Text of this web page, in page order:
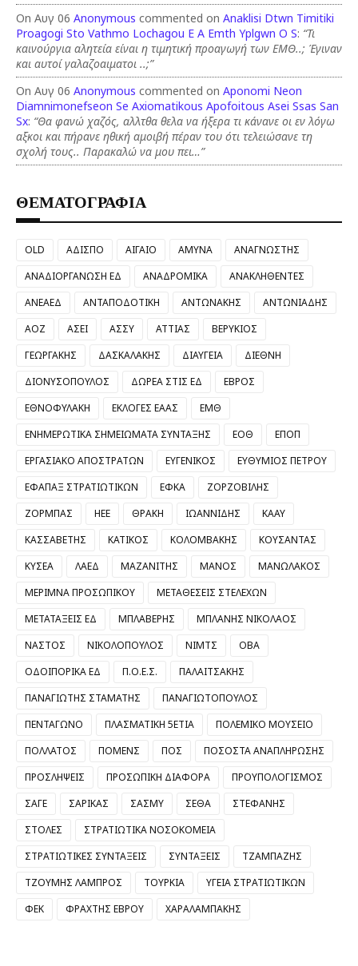
On Αυγ 06 Anonymous commented on Anaklisi Dtwn Timitiki
Proagogi Sto Vathmo Lochagou E A Emth Yplgwn O S: “Τι
καινούργια αλητεία είναι η τιμητική προαγωγή των ΕΜΘ..; Έγιναν
και αυτοί γαλαζοαιματοι ..;”
On Αυγ 06 Anonymous commented on Aponomi Neon
Diamnimonefseon Se Axiomatikous Apofoitous Asei Ssas San
Sx: “Θα φανώ χαζός, αλλτθα θελα να ήξερα τι κάνανε οι εν λόγω
αξκοι και πήρανε ηθική αμοιβή πέραν του ότι τελειώσανε τη
σχολή τους.. Παρακαλώ να μου πει…”
ΘΕΜΑΤΟΓΡΑΦΙΑ
OLD ΑΔΙΣΠΟ ΑΙΓΑΙΟ ΑΜΥΝΑ
ΑΝΑΓΝΩΣΤΗΣ
ΑΝΑΔΙΟΡΓΑΝΩΣΗ ΕΔ
ΑΝΑΔΡΟΜΙΚΑ
ΑΝΑΚΛΗΘΕΝΤΕΣ
ΑΝΕΑΕΔ
ΑΝΤΑΠΟΔΟΤΙΚΗ ΑΝΤΩΝΑΚΗΣ
ΑΝΤΩΝΙΑΔΗΣ
ΑΟΖ
ΑΣΕΙ ΑΣΣΥ ΑΤΤΙΑΣ
ΒΕΡΥΚΙΟΣ
ΓΕΩΡΓΑΚΗΣ
ΔΑΣΚΑΛΑΚΗΣ ΔΙΑΥΓΕΙΑ
ΔΙΕΘΝΗ
ΔΙΟΝΥΣΟΠΟΥΛΟΣ
ΔΩΡΕΑ ΣΤΙΣ ΕΔ
ΕΒΡΟΣ
ΕΘΝΟΦΥΛΑΚΗ
ΕΚΛΟΓΕΣ ΕΑΑΣ
ΕΜΘ
ΕΝΗΜΕΡΩΤΙΚΑ ΣΗΜΕΙΩΜΑΤΑ ΣΥΝΤΑΞΗΣ
ΕΟΘ
ΕΠΟΠ
ΕΡΓΑΣΙΑΚΟ ΑΠΟΣΤΡΑΤΩΝ
ΕΥΓΕΝΙΚΟΣ
ΕΥΘΥΜΙΟΣ ΠΕΤΡΟΥ
ΕΦΑΠΑΞ ΣΤΡΑΤΙΩΤΙΚΩΝ
ΕΦΚΑ
ΖΟΡΖΟΒΙΛΗΣ
ΖΟΡΜΠΑΣ
ΗΕΕ ΘΡΑΚΗ ΙΩΑΝΝΙΔΗΣ
ΚΑΑΥ
ΚΑΣΣΑΒΕΤΗΣ
ΚΑΤΙΚΟΣ ΚΟΛΟΜΒΑΚΗΣ
ΚΟΥΣΑΝΤΑΣ
ΚΥΣΕΑ
ΛΑΕΔ ΜΑΖΑΝΙΤΗΣ ΜΑΝΟΣ
ΜΑΝΩΛΑΚΟΣ
ΜΕΡΙΜΝΑ ΠΡΟΣΩΠΙΚΟΥ
ΜΕΤΑΘΕΣΕΙΣ ΣΤΕΛΕΧΩΝ
ΜΕΤΑΤΑΞΕΙΣ ΕΔ
ΜΠΛΑΒΕΡΗΣ
ΜΠΛΑΝΗΣ ΝΙΚΟΛΑΟΣ
ΝΑΣΤΟΣ
ΝΙΚΟΛΟΠΟΥΛΟΣ ΝΙΜΤΣ
ΟΒΑ
ΟΔΟΙΠΟΡΙΚΑ ΕΔ
Π.Ο.Ε.Σ.
ΠΑΛΑΙΤΣΑΚΗΣ
ΠΑΝΑΓΙΩΤΗΣ ΣΤΑΜΑΤΗΣ
ΠΑΝΑΓΙΩΤΟΠΟΥΛΟΣ
ΠΕΝΤΑΓΩΝΟ
ΠΛΑΣΜΑΤΙΚΗ 5ΕΤΙΑ
ΠΟΛΕΜΙΚΟ ΜΟΥΣΕΙΟ
ΠΟΛΛΑΤΟΣ
ΠΟΜΕΝΣ ΠΟΣ
ΠΟΣΟΣΤΑ ΑΝΑΠΛΗΡΩΣΗΣ
ΠΡΟΣΛΗΨΕΙΣ
ΠΡΟΣΩΠΙΚΗ ΔΙΑΦΟΡΑ
ΠΡΟΥΠΟΛΟΓΙΣΜΟΣ
ΣΑΓΕ
ΣΑΡΙΚΑΣ ΣΑΣΜΥ ΣΕΘΑ
ΣΤΕΦΑΝΗΣ
ΣΤΟΛΕΣ
ΣΤΡΑΤΙΩΤΙΚΑ ΝΟΣΟΚΟΜΕΙΑ
ΣΤΡΑΤΙΩΤΙΚΕΣ ΣΥΝΤΑΞΕΙΣ
ΣΥΝΤΑΞΕΙΣ
ΤΖΑΜΠΑΖΗΣ
ΤΖΟΥΜΗΣ ΛΑΜΠΡΟΣ
ΤΟΥΡΚΙΑ
ΥΓΕΙΑ ΣΤΡΑΤΙΩΤΙΚΩΝ
ΦΕΚ
ΦΡΑΧΤΗΣ ΕΒΡΟΥ ΧΑΡΑΛΑΜΠΑΚΗΣ